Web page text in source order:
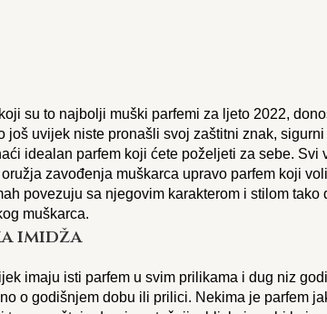
su to najbolji muški parfemi za ljeto 2022,
još uvijek niste pronašli svoj zaštitni znak, sigurni
idealan parfem koji ćete poželjeti za sebe. Svi
zavođenja muškarca upravo parfem koji
povezuju sa njegovim karakterom i stilom tako
muškarca.
imidža
imaju isti parfem u svim prilikama i dug niz
o godišnjem dobu ili prilici. Nekima je parfem